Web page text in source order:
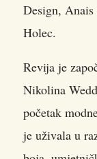
Design,
Holec.
Revija je
Nikolina
početak
je uživala u